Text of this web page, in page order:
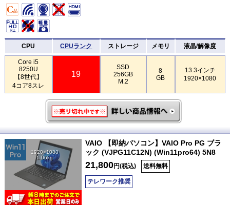
CPU CPUランク ストレージ メモリ 液晶/解像度
Core i5
8250U
【8世代】
4コア8スレ
19
SSD
256GB
M.2
8
GB
13.3インチ
1920×1080
1920×1080
1.06kg
VAIO 【即納パソコン】VAIO Pro PG ブラ
ック (VJPG11C12N) (Win11pro64) 5N8
21,800円(税込) 送料無料
テレワーク推奨